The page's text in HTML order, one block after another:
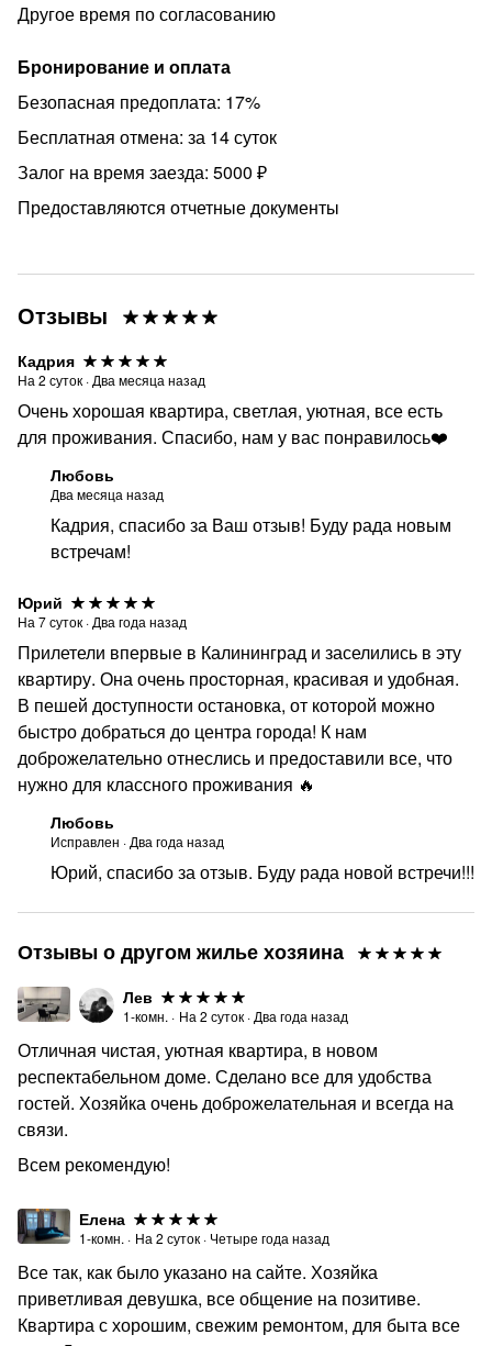
Другое время по согласованию
Бронирование и оплата
Безопасная предоплата: 17%
Бесплатная отмена: за 14 суток
Залог на время заезда: 5000 ₽
Предоставляются отчетные документы
Отзывы
Кадрия
На 2 суток · Два месяца назад
Очень хорошая квартира, светлая, уютная, все есть
для проживания. Спасибо, нам у вас понравилось❤️
Любовь
Два месяца назад
Кадрия, спасибо за Ваш отзыв! Буду рада новым
встречам!
Юрий
На 7суток · Два года назад
Прилетели впервые в Калининград и заселились в эту
квартиру. Она очень просторная, красивая и удобная.
В пешей доступности остановка, от которой можно
быстро добраться до центра города! К нам
доброжелательно отнеслись и предоставили все, что
нужно для классного проживания 🔥
Любовь
Исправлен · Два года назад
Юрий, спасибо за отзыв. Буду рада новой встречи!!!
Отзывы о другом жилье хозяина
Лев
1-комн. · На 2 суток · Два года назад
Отличная чистая, уютная квартира, в новом
респектабельном доме. Сделано все для удобства
гостей. Хозяйка очень доброжелательная и всегда на
связи.
Всем рекомендую!
Елена
1-комн. · На 2 суток · Четыре года назад
Все так, как было указано на сайте. Хозяйка
приветливая девушка, все общение на позитиве.
Квартира с хорошим, свежим ремонтом, для быта все